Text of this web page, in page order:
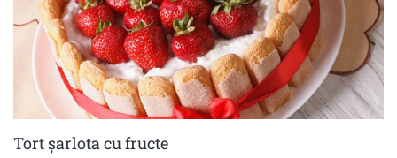
Tort șarlota cu fructe